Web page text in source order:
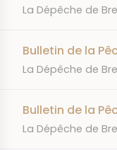
JOURNAL
La Dépêche de
Bulletin de la
JOURNAL
La Dépêche de
Bulletin de la
JOURNAL
La Dépêche de